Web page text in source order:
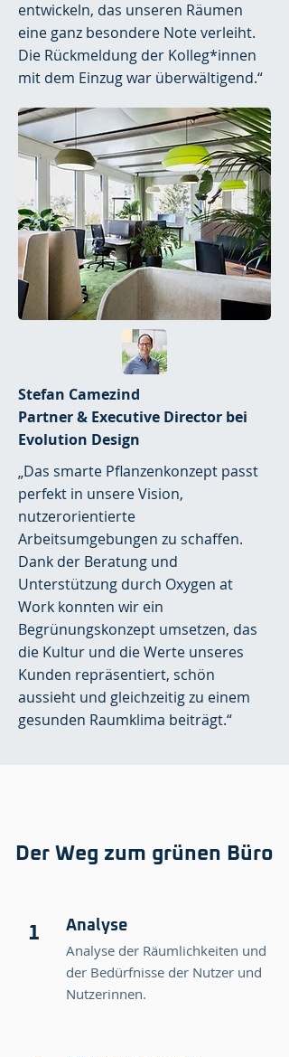
entwickeln, das unseren Räumen
eine ganz besondere Note verleiht.
Die Rückmeldung der Kolleg*innen
mit dem Einzug war überwältigend.“
Stefan Camezind
Partner & Executive Director bei
Evolution Design
„Das smarte Pflanzenkonzept passt
perfekt in unsere Vision,
nutzerorientierte
Arbeitsumgebungen zu schaffen.
Dank der Beratung und
Unterstützung durch Oxygen at
Work konnten wir ein
Begrünungskonzept umsetzen, das
die Kultur und die Werte unseres
Kunden repräsentiert, schön
aussieht und gleichzeitig zu einem
gesunden Raumklima beiträgt.“
Der Weg zum grünen Büro
1 Analyse
Analyse der Räumlichkeiten und
der Bedürfnisse der Nutzer und
Nutzerinnen.